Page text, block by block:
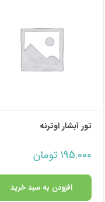
تور آبشار اوترنه
195.000 تومان
افزودن به سبد خرید